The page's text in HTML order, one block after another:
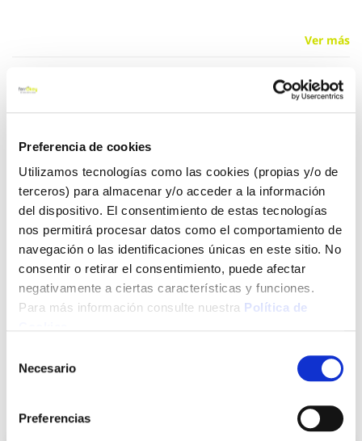
Preferencia de cookies
Utilizamos tecnologías como las cookies (propias y/o de
terceros) para almacenar y/o acceder a la información
del dispositivo. El consentimiento de estas tecnologías
nos permitirá procesar datos como el comportamiento de
navegación o las identificaciones únicas en este sitio. No
consentir o retirar el consentimiento, puede afectar
negativamente a ciertas características y funciones.
Para más información consulte nuestra Política de
Necesario
Preferencias
Ver más
14,10 €
Click&Collect - Recogida gratis
en nuestras tiendas
Envío a domicilio:
5 días hábiles
+ INFO